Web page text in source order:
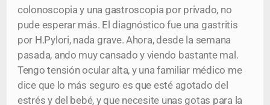
colonoscopia y una gastroscopia por privado, no
pude esperar más. El diagnóstico fue una gastritis
por H.Pylori, nada grave. Ahora, desde la semana
pasada, ando muy cansado y viendo bastante mal.
Tengo tensión ocular alta, y una familiar médico me
dice que lo más seguro es que esté agotado del
estrés y del bebé, y que necesite unas gotas para la